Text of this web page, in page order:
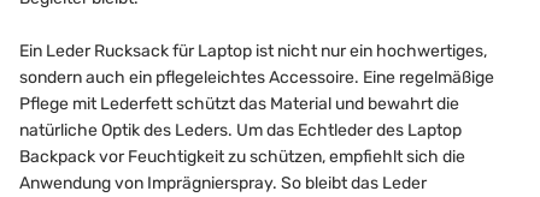
Ein Leder Rucksack für Laptop ist nicht nur ein hochwertiges,
sondern auch ein pflegeleichtes Accessoire. Eine regelmäßige
Pflege mit Lederfett schützt das Material und bewahrt die
natürliche Optik des Leders. Um das Echtleder des Laptop
Backpack vor Feuchtigkeit zu schützen, empfiehlt sich die
Anwendung von Imprägnierspray. So bleibt das Leder